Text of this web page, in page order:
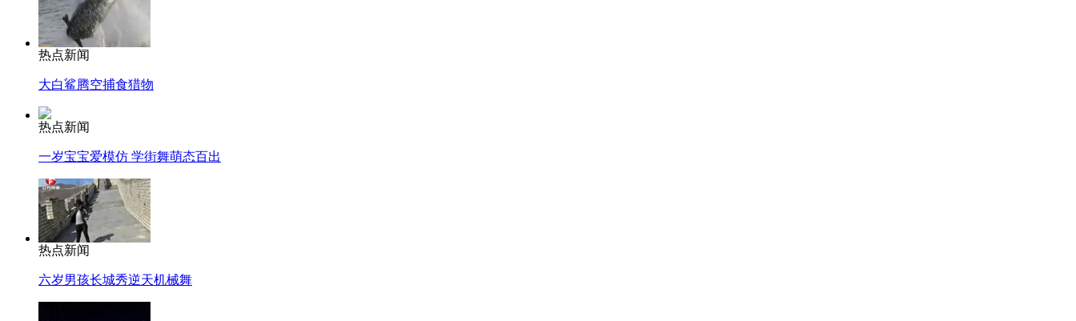
热点新闻
大白鲨腾空捕食猎物
热点新闻
一岁宝宝爱模仿 学街舞萌态百出
热点新闻
六岁男孩长城秀逆天机械舞